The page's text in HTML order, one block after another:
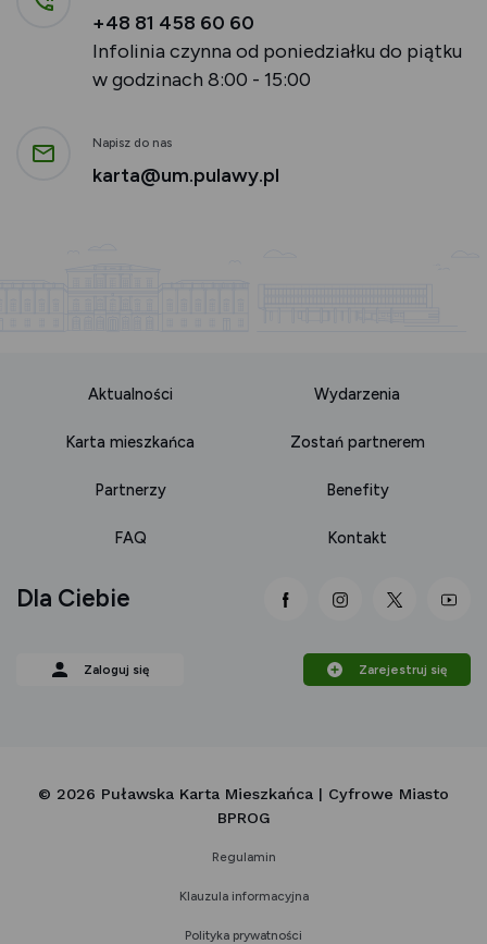
+48 81 458 60 60
Infolinia czynna od poniedziałku do piątku
w godzinach 8:00 - 15:00
Napisz do nas
karta@um.pulawy.pl
Aktualności Wydarzenia
Karta mieszkańca Zostań partnerem
Partnerzy Benefity
FAQ Kontakt
link otwiera się nowej
link otwiera się
link
Dla Ciebie
Zaloguj się Zarejestruj się
© 2026 Puławska Karta Mieszkańca | Cyfrowe Miasto
BPROG
Regulamin
Klauzula informacyjna
Polityka prywatności